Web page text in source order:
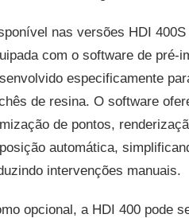
nas versões HDI
com o software de pré-
especificamente
de resina. O software
de pontos,
automática,
intervenções manuais.
opcional, a HDI 400 pode